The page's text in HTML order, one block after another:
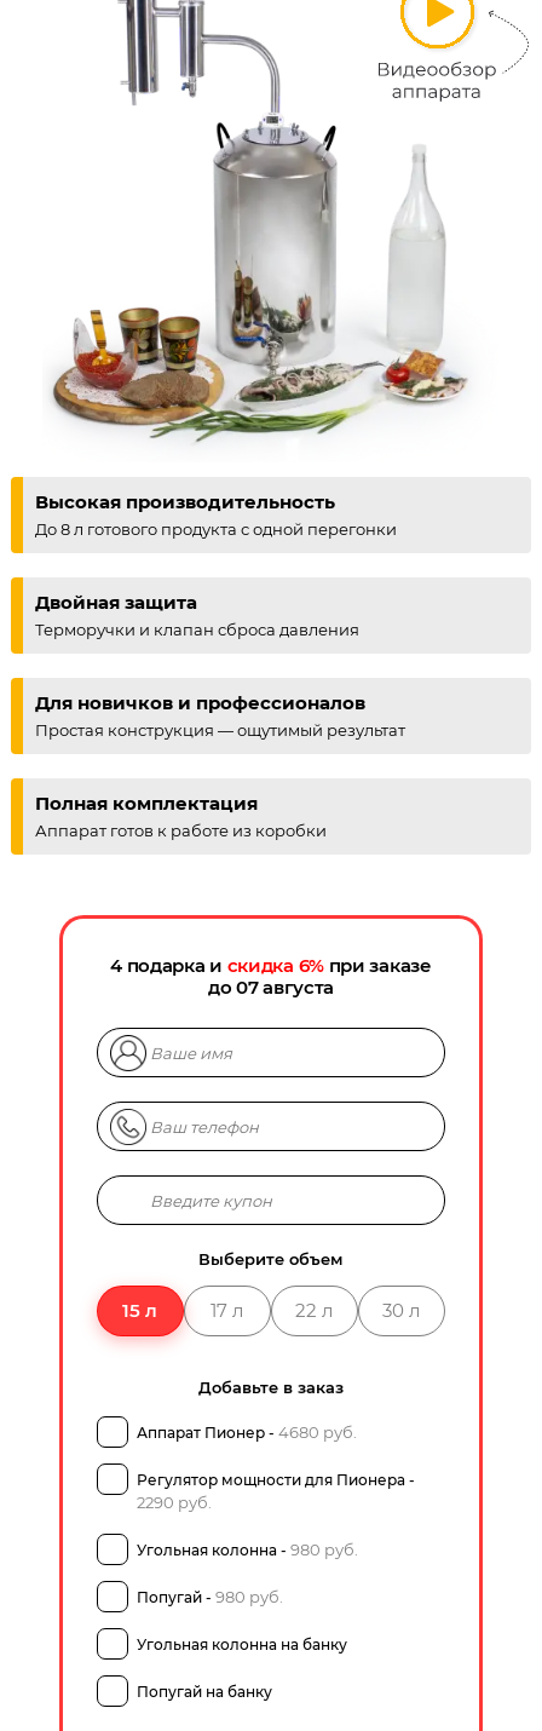
Высокая производительность
До 8 л готового продукта с одной перегонки
Двойная защита
Терморучки и клапан сброса давления
Для новичков и профессионалов
Простая конструкция — ощутимый результат
Полная комплектация
Аппарат готов к работе из коробки
4 подарка и скидка 6%при заказе
Выберите объем
15 л 17 л 22 л 30 л
Добавьте в заказ
Аппарат Пионер - 4680 руб.
Регулятор мощности для Пионера -
2290 руб.
Угольная колонна - 980 руб.
Попугай - 980 руб.
Угольная колонна на банку
Попугай на банку